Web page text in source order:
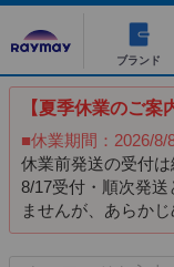
ブランド
【夏季休業のご案
■休業期間：2026/8/
休業前発送の受付
8/17受付・順次発
ませんが、あらかじ